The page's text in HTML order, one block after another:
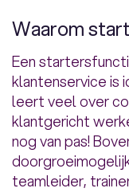
Waarom
Een
klantenservice is
leert veel over
klantgericht
nog van pas!
teamleider,